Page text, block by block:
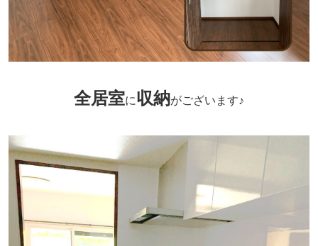
全居室に収納がございます♪